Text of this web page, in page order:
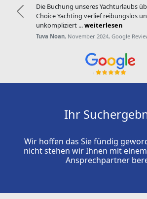
Die Buchung unseres Yachturlaubs
Choice Yachting verlief reibungslos
unkompliziert ...weiterlesen
Tuva Noan, November 2024, Google
Zurück
Ihr
Wir hoffen das Sie fündig
nicht stehen wir Ihnen mit
Ansprechpartner